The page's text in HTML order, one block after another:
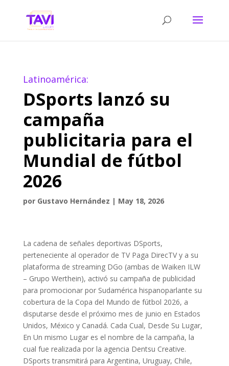
Latinoamérica:
DSports lanzó su
campaña
publicitaria para el
Mundial de fútbol
2026
por Gustavo Hernández | May 18, 2026
La cadena de señales deportivas DSports,
perteneciente al operador de TV Paga DirecTV y a su
plataforma de streaming DGo (ambas de Waiken ILW
– Grupo Werthein), activó su campaña de publicidad
para promocionar por Sudamérica hispanoparlante su
cobertura de la Copa del Mundo de fútbol 2026, a
disputarse desde el próximo mes de junio en Estados
Unidos, México y Canadá. Cada Cual, Desde Su Lugar,
En Un mismo Lugar es el nombre de la campaña, la
cual fue realizada por la agencia Dentsu Creative.
DSports transmitirá para Argentina, Uruguay, Chile,